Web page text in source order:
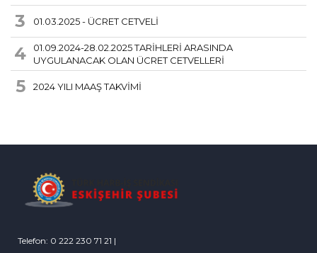
3 01.03.2025 - ÜCRET CETVELİ
4
01.09.2024-28.02.2025 TARİHLERİ ARASINDA
UYGULANACAK OLAN ÜCRET CETVELLERİ
5 2024 YILI MAAŞ TAKVİMİ
Telefon: 0 222 230 71 21 |